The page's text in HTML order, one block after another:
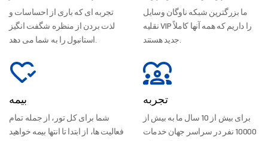
تجربه ای که باری از احساسات و
لذت بردن از منظره شگفت انگیز
ما بزرگترین شبکه ناوگان وسایل
نقلیه VIP را داریم که همه آنها کاملاً
بیمه
شما برای کل تور، از جمله تمام
فعالیت ها، از ابتدا تا انتها بیمه خواهید
تجربه
برای بیش از 10 سال ما به بیش از
10000 نفر در سراسر جهان خدمات